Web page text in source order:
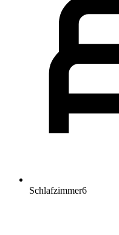
Schlafzimmer6